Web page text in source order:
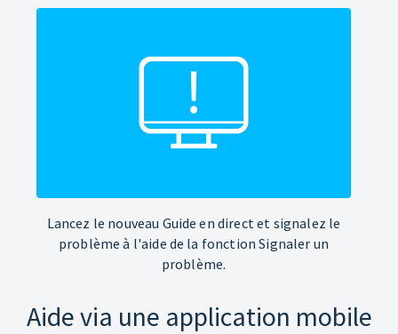
Lancez le nouveau Guide en direct et signalez le
problème à l'aide de la fonction Signaler un
problème.
Aide via une application mobile